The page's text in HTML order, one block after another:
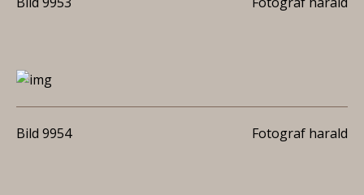
Bild 9954 Fotograf harald